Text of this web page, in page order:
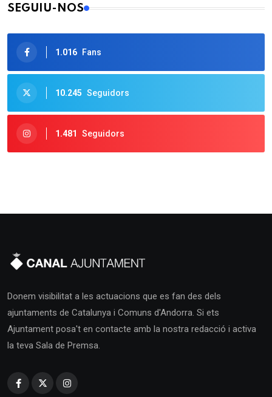
SEGUIU-NOS
1.016 Fans
10.245 Seguidors
1.481 Seguidors
Donem visibilitat a les actuacions que es fan des dels
ajuntaments de Catalunya i Comuns d'Andorra. Si ets
Ajuntament posa't en contacte amb la nostra redacció i activa
la teva Sala de Premsa.